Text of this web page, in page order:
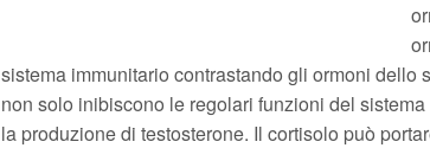
sistema immunitario contrastando gli ormoni dello
non solo inibiscono le regolari funzioni del
la produzione di testosterone. Il cortisolo può